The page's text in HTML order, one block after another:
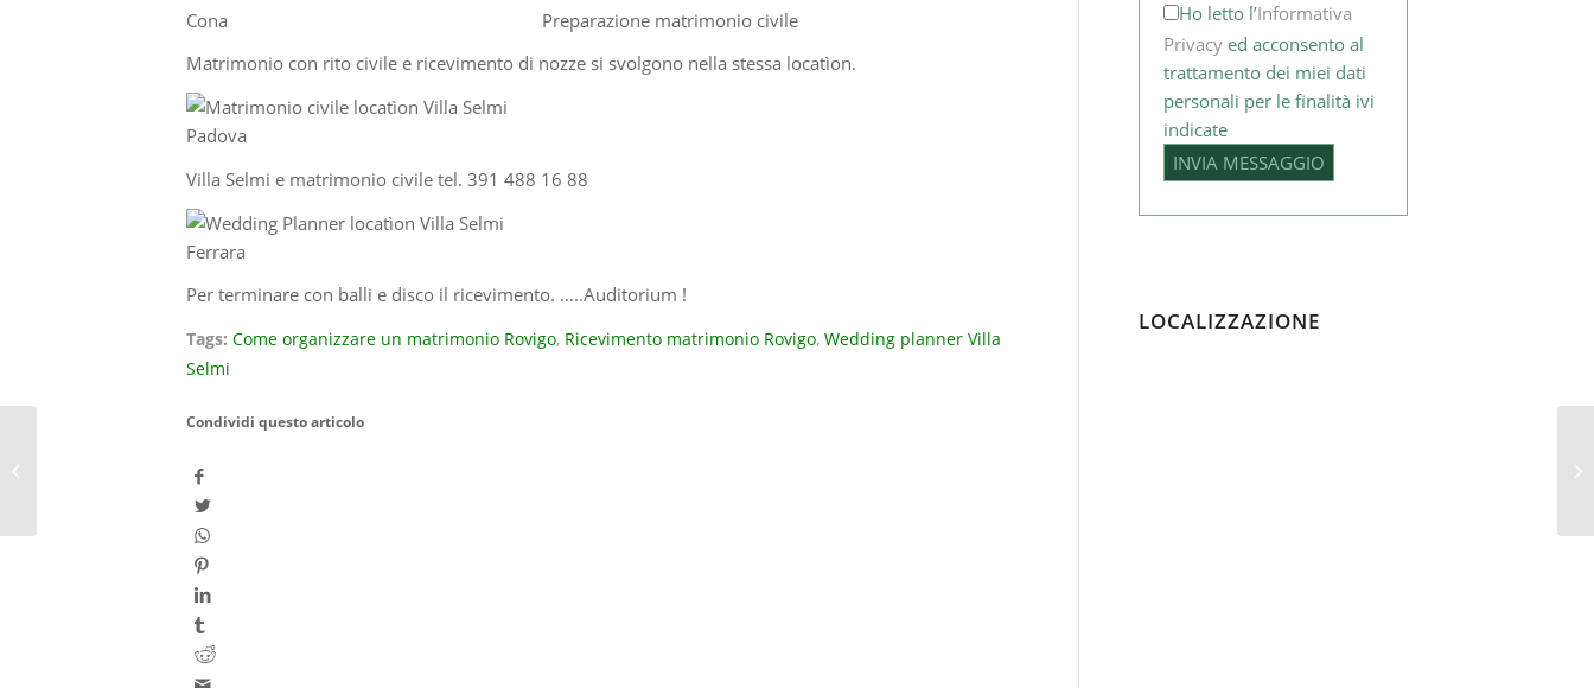
Preparazione matrimonio civile
Matrimonio con rito civile e ricevimento di nozze si svolgono nella stessa locatìon.
Villa Selmi e matrimonio civile tel. 391 488 16 88
Per terminare con balli e disco il ricevimento. …..Auditorium !
Tags: Come organizzare un matrimonio Rovigo, Ricevimento matrimonio Rovigo, Wedding planner Villa
Selmi
Condividi questo articolo
Ho letto l’Informativa
Privacyed acconsento al
trattamento dei miei dati
personali per le finalità ivi
indicate
LOCALIZZAZIONE